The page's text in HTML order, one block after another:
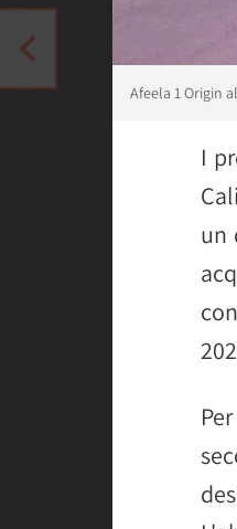
Afeela 1 Origin
I
un